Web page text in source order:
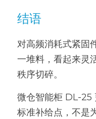
结语
对高频消耗式紧固
一堆料，看起来灵
秩序切碎。
微仓智能柜 DL-25
标准补给点，不是